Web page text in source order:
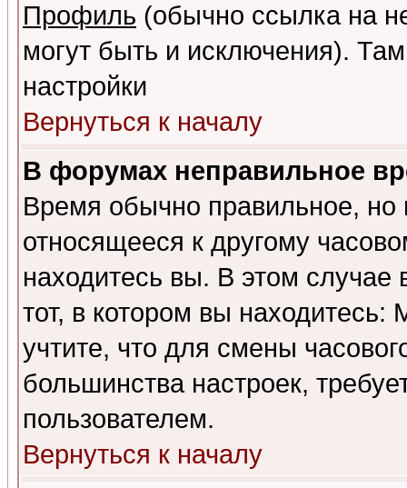
Профиль (обычно ссылка на
могут быть и исключения).
настройки
Вернуться к началу
В форумах неправильное
Время обычно правильное,
относящееся к другому
находитесь вы. В этом
тот, в котором вы
учтите, что для смены
большинства настроек,
пользователем.
Вернуться к началу